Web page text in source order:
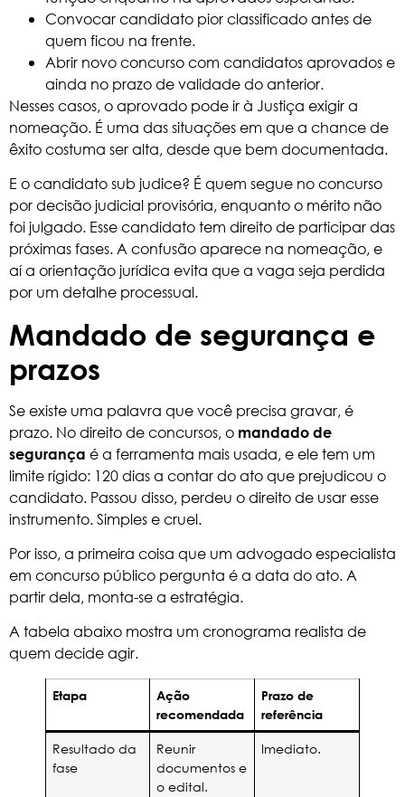
Convocar candidato pior classificado antes de
quem ficou na frente.
Abrir novo concurso com candidatos aprovados e
ainda no prazo de validade do anterior.
Nesses casos, o aprovado pode ir à Justiça exigir a
nomeação. É uma das situações em que a chance de
êxito costuma ser alta, desde que bem documentada.
E o candidato sub judice? É quem segue no concurso
por decisão judicial provisória, enquanto o mérito não
foi julgado. Esse candidato tem direito de participar das
próximas fases. A confusão aparece na nomeação, e
aí a orientação jurídica evita que a vaga seja perdida
por um detalhe processual.
Mandado de segurança e
prazos
Se existe uma palavra que você precisa gravar, é
prazo. No direito de concursos, o mandado de
segurança é a ferramenta mais usada, e ele tem um
limite rígido: 120 dias a contar do ato que prejudicou o
candidato. Passou disso, perdeu o direito de usar esse
instrumento. Simples e cruel.
Por isso, a primeira coisa que um advogado especialista
em concurso público pergunta é a data do ato. A
partir dela, monta-se a estratégia.
A tabela abaixo mostra um cronograma realista de
quem decide agir.
Etapa
Ação
recomendada
Prazo de
referência
Resultado da
fase
Reunir
documentos e
o edital.
Imediato.